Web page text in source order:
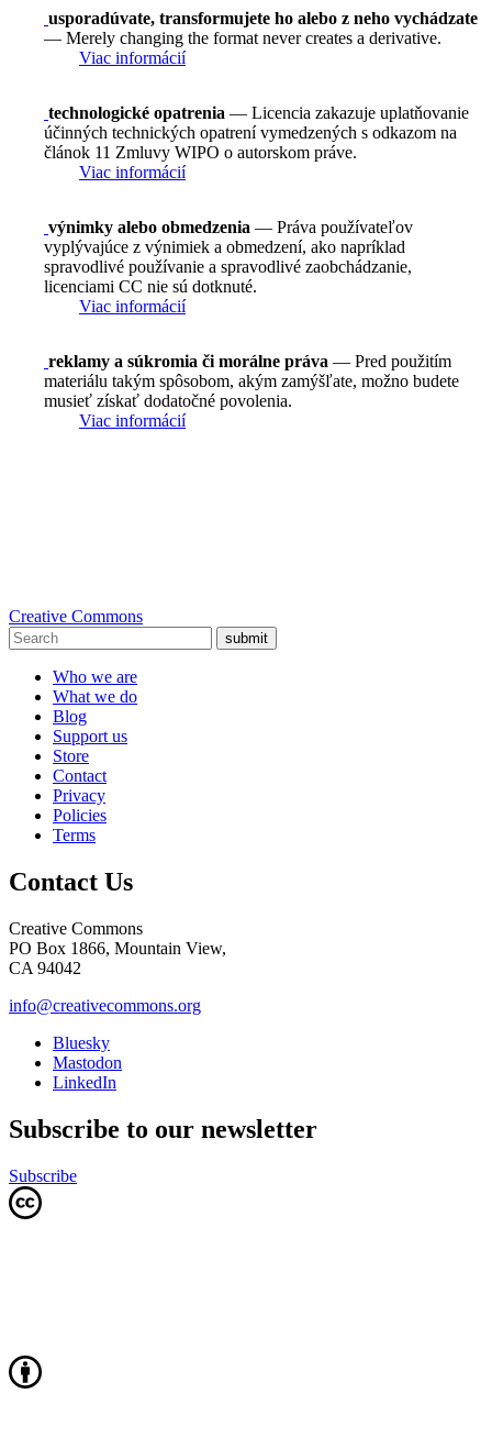
usporadúvate, transformujete ho alebo z neho vychádzate
— Merely changing the format never creates a derivative.
Viac informácií
technologické opatrenia — Licencia zakazuje uplatňovanie
účinných technických opatrení vymedzených s odkazom na
článok 11 Zmluvy WIPO o autorskom práve.
Viac informácií
výnimky alebo obmedzenia — Práva používateľov
vyplývajúce z výnimiek a obmedzení, ako napríklad
spravodlivé používanie a spravodlivé zaobchádzanie,
licenciami CC nie sú dotknuté.
Viac informácií
reklamy a súkromia či morálne práva — Pred použitím
materiálu takým spôsobom, akým zamýšľate, možno budete
musieť získať dodatočné povolenia.
Viac informácií
Creative Commons
submit
Who we are
What we do
Blog
Support us
Store
Contact
Privacy
Policies
Terms
Contact Us
Creative Commons
PO Box 1866, Mountain View,
CA 94042
info@creativecommons.org
Bluesky
Mastodon
LinkedIn
Subscribe to our newsletter
Subscribe